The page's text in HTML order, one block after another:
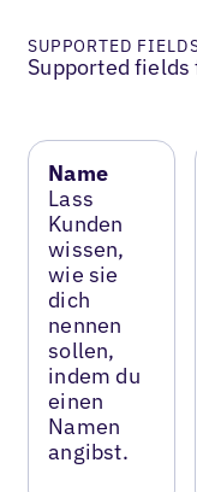
SUPPORTED
Supported
Name
Lass
Kunden
wissen,
wie sie
dich
nennen
sollen,
indem du
einen
Namen
angibst.